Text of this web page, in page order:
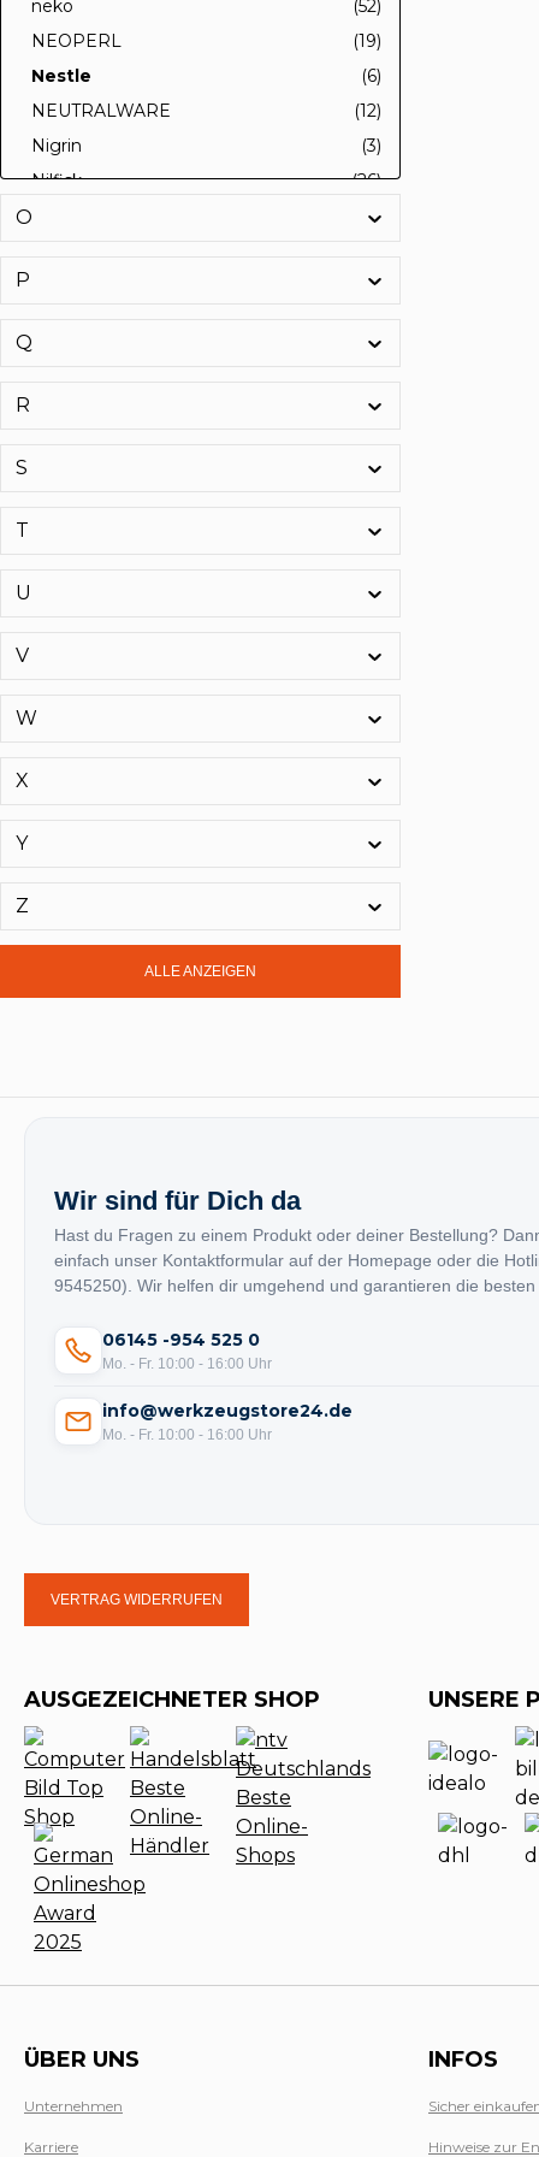
(52)
neko
(19)
NEOPERL
(6)
Nestle
(12)
NEUTRALWARE
(3)
Nigrin
(26)
Nilfisk
(4)
(74)
(1)
NÖLLE PROFI BRUSH
Pinseltechnik e. K.
(115)
(88)
(1)
NOVADUR
O
P
Q
R
S
T
U
V
W
X
Y
Z
ALLE ANZEIGEN
Wir sind für Dich da
Hast du Fragen zu einem Produkt oder deiner Bestellung?
einfach unser Kontaktformular auf der Homepage oder die
9545250). Wir helfen dir umgehend und garantieren die besten
06145 -954 525 0
Mo. - Fr. 10:00 - 16:00 Uhr
info@werkzeugstore24.de
Mo. - Fr. 10:00 - 16:00 Uhr
VERTRAG WIDERRUFEN
AUSGEZEICHNETER SHOP UNSERE
ÜBER UNS
Unternehmen
Karriere
INFOS
Sicher
Hinweise zur